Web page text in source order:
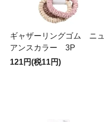
ギャザーリングゴム ニュ
アンスカラー 3P
121円(税11円)